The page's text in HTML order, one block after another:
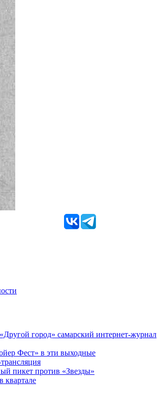
город» самарский интернет-журнал
Фест» в эти выходные
пикет против «Звезды»
квартале